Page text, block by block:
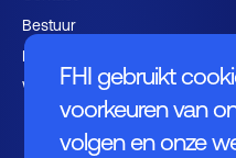
FHI gebruikt
voorkeuren van
volgen en onze
Bestuur
Medewerkers
Werken bij FHI